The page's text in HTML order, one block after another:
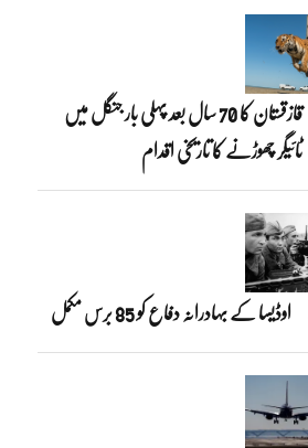
قازقستان کا 70 سال بعد پہلی بار جنگل میں
ٹائیگر چھوڑنے کا تاریخی اقدام
اوڈیسا کے بہادرانہ دفاع کو 85 برس مکمل